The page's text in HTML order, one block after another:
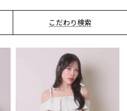
こだわり検索